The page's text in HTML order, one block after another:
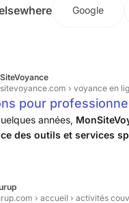
Google
› voyance en
pour
années,
des outils et services
› accueil › activités